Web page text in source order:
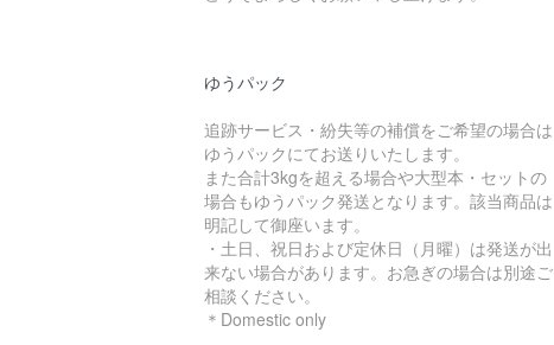
ゆうパック
追跡サービス・紛失等の補償をご希望の場合は
ゆうパックにてお送りいたします。
また合計3kgを超える場合や大型本・セットの
場合もゆうパック発送となります。該当商品は
明記して御座います。
・土日、祝日および定休日（月曜）は発送が出
来ない場合があります。お急ぎの場合は別途ご
相談ください。
＊Domestic only